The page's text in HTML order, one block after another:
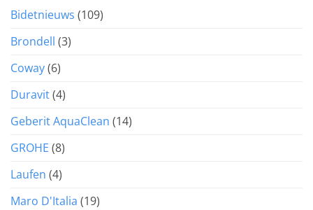
Bidetnieuws (109)
Brondell (3)
Coway(6)
Duravit(4)
Geberit AquaClean (14)
GROHE (8)
Laufen (4)
Maro D'Italia (19)